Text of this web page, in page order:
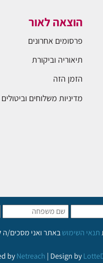
הוצאה לאור
פרסומים אחרונים
תיאוריה וביקורת
הזמן הזה
מדיניות משלוחים וביטולים
תנאי השימושבאתר ואני מסכים/ה
byNetreach | Design by